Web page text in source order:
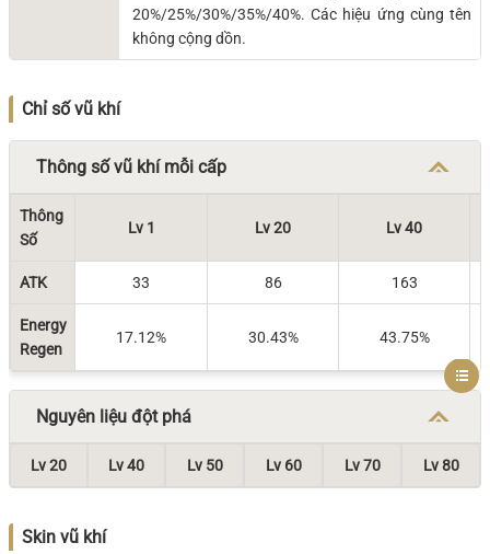
20%/25%/30%/35%/40%. Các hiệu ứng cùng tên
không cộng dồn.
Chỉ số vũ khí
Thông số vũ khí mỗi cấp
Thông
Số
Lv 1 Lv 20 Lv 40
ATK 33 86 163
Energy
Regen
17.12% 30.43% 43.75%
Nguyên liệu đột phá
Lv 20 Lv 40 Lv 50 Lv 60 Lv 70 Lv 80
Skin vũ khí